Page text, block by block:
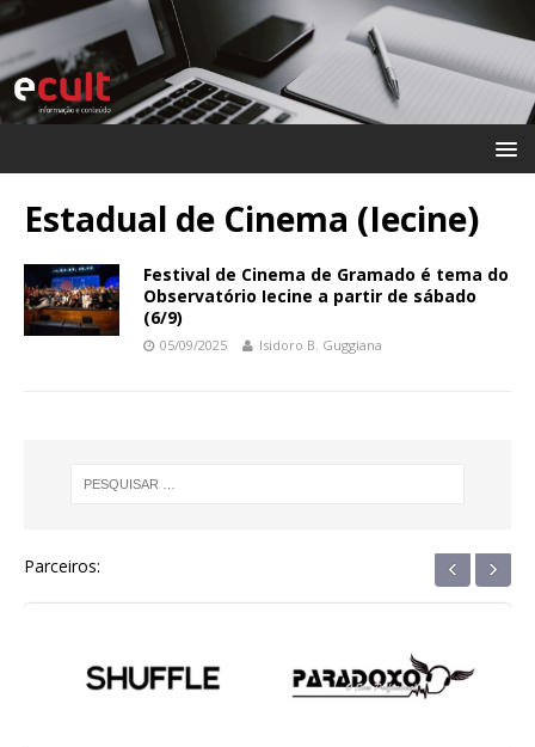
Estadual de Cinema (Iecine)
Festival de Cinema de Gramado é tema do
Observatório Iecine a partir de sábado
(6/9)
05/09/2025 Isidoro B. Guggiana
Parceiros: ‹ ›